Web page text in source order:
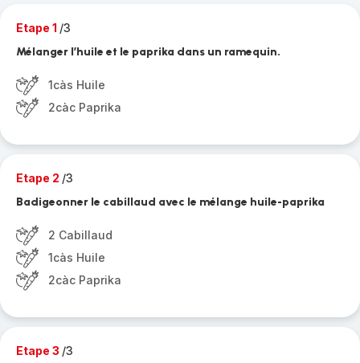
Etape 1 /3
Mélanger l’huile et le paprika dans un ramequin.
1càs Huile
2càc Paprika
Etape 2 /3
Badigeonner le cabillaud avec le mélange huile-paprika
2 Cabillaud
1càs Huile
2càc Paprika
Etape 3 /3